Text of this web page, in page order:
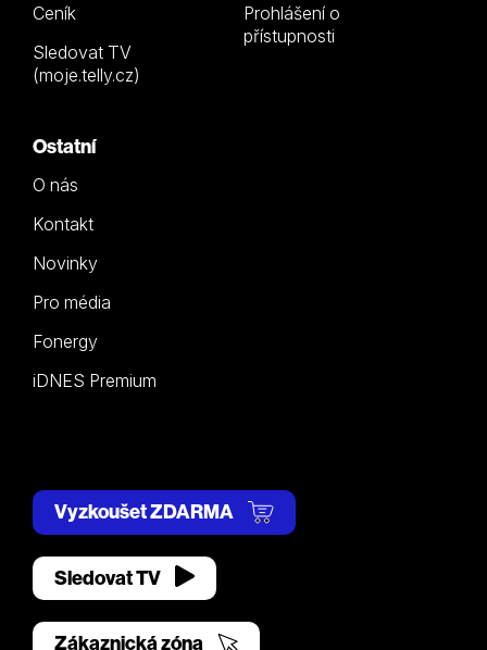
Ceník
Sledovat TV
(moje.telly.cz)
Prohlášení o
přístupnosti
Ostatní
O nás
Kontakt
Novinky
Pro média
Fonergy
iDNES Premium
Vyzkoušet ZDARMA
Sledovat TV
Zákaznická zóna